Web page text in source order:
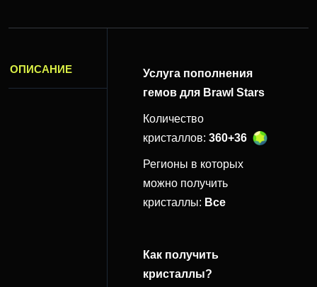
ОПИСАНИЕ
Услуга пополнения
гемов для Brawl Stars
Количество
кристаллов:360+36
Регионы в которых
можно получить
кристаллы: Все
Как получить
кристаллы?